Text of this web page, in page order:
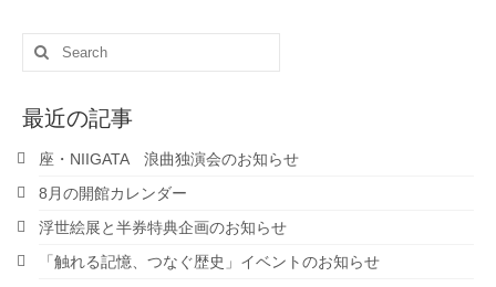
Search
for:
最近の記事
座・NIIGATA 浪曲独演会のお知らせ
8月の開館カレンダー
浮世絵展と半券特典企画のお知らせ
「触れる記憶、つなぐ歴史」イベントのお知らせ